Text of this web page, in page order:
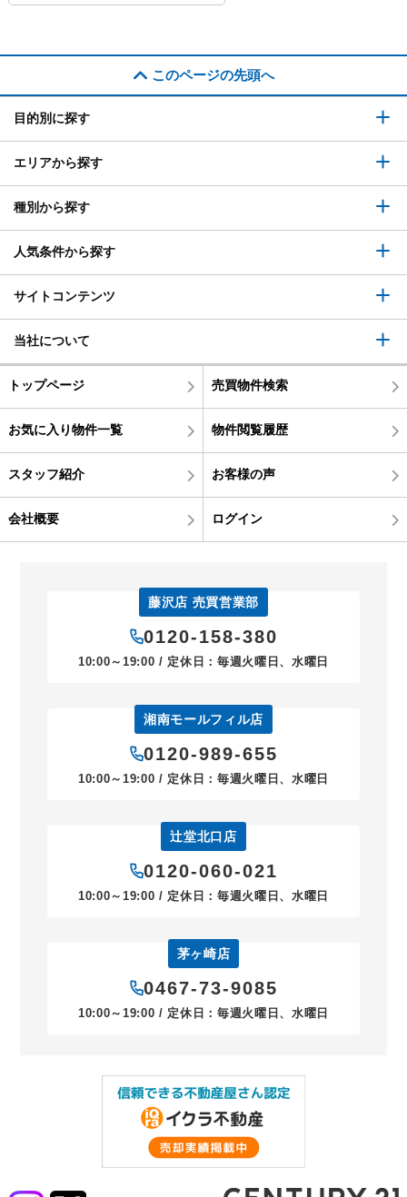
このページの先頭へ
目的別に探す
エリアから探す
種別から探す
人気条件から探す
サイトコンテンツ
当社について
トップページ 売買物件検索
お気に入り物件一覧 物件閲覧履歴
スタッフ紹介 お客様の声
会社概要 ログイン
藤沢店 売買営業部
0120-158-380
10:00～19:00 / 定休日：毎週火曜日、水曜日
湘南モールフィル店
0120-989-655
10:00～19:00 / 定休日：毎週火曜日、水曜日
辻堂北口店
0120-060-021
10:00～19:00 / 定休日：毎週火曜日、水曜日
茅ヶ崎店
0467-73-9085
10:00～19:00 / 定休日：毎週火曜日、水曜日